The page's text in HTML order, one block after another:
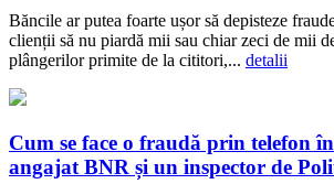
Băncile ar putea foarte ușor să depisteze
clienții să nu piardă mii sau chiar zeci de mii
plângerilor primite de la cititori,... detalii
Cum se face o fraudă prin telefon
angajat BNR și un inspector de